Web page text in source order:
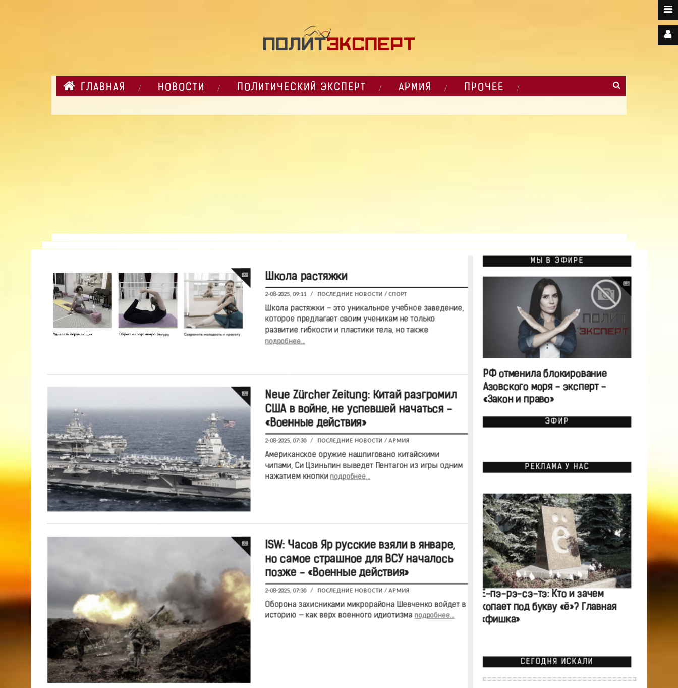
ГЛАВНАЯ НОВОСТИ ПОЛИТИЧЕСКИЙ ЭКСПЕРТ АРМИЯ ПРОЧЕЕ
Школа растяжки
2-08-2025, 09:11 / ПОСЛЕДНИЕ НОВОСТИ /СПОРТ
Школа растяжки – это уникальное учебное заведение,
которое предлагает своим ученикам не только
развитие гибкости и пластики тела, но также
подробнее...
Neue Zürcher Zeitung: Китай разгромил
США в войне, не успевшей начаться -
«Военные действия»
2-08-2025, 07:30 / ПОСЛЕДНИЕ НОВОСТИ /АРМИЯ
Американское оружие нашпиговано китайскими
чипами, Си Цзиньпин выведет Пентагон из игры одним
нажатием кнопки подробнее...
ISW: Часов Яр русские взяли в январе,
но самое страшное для ВСУ началось
позже - «Военные действия»
2-08-2025, 07:30 / ПОСЛЕДНИЕ НОВОСТИ / АРМИЯ
Оборона захисниками микрорайона Шевченко войдет в
историю — как верх военного идиотизма подробнее...
МЫ В ЭФИРЕ
РФ отменила блокирование
Азовского моря - эксперт -
«Закон и право»
ЭФИР
РЕКЛАМА У НАС
Ё-пэ-рэ-сэ-тэ: Кто и зачем
копает под букву «ё»? Главная
«фишка»
СЕГОДНЯ ИСКАЛИ